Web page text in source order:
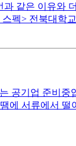
같은 이유와
> 전북대학
기업 준비중
에 서류에서